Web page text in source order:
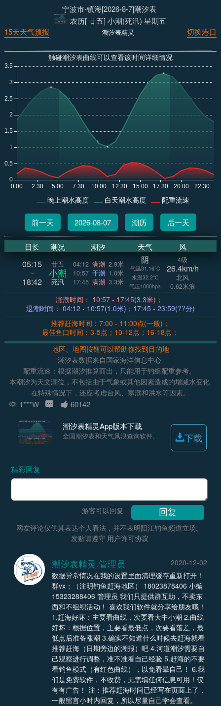
宁波市-镇海[2026-8-7]潮汐表
农历[ 廿五] 小潮(死汛) 星期五
切换港口
潮汐表精灵
15天天气预报
触碰潮汐表曲线可以查看该时间详细情况
晚上潮水高度 白天潮水高度 配重流速
前一天 2026-08-07 潮历 后一天
日长 潮况 潮汐 天气 风
05:15
~
18:42
廿五
小潮
死汛
04:12 满潮 2.9米
10:57 干潮 1.0米
17:45 满潮 3.3米
阴
气温31.16°C
水温32.2°C
气压1000hpa
4级
26.4km/h
北风
0.62米浪
涨潮时间： 10:57 - 17:45(3.3米)；
退潮时间： 04:12 - 10:57(1.0米)；17:45 - 23:59(??分)
推荐赶海时间：7:00 - 11:00点(一般)；
最佳鱼口时间：3-5点；10-12点；16-18点；
地区、地图按钮可以帮助你找到目的地
潮汐表数据来自国家海洋信息中心
配重流速：根据潮汐推算而出，只能用于钓组配重参考。
本潮汐为天文潮位，不包括由于气象或其他因素造成的增减水变化
在特殊情况下，还应考虑台风、寒潮和洪水等因素。
1***W 60142
潮汐表精灵App版本下载
全国潮汐表和天气风浪查询软件。 下载
精彩回复
游客可以回复
网友评论仅供其表达个人看法，并不表明阳江钓鱼频道立场。
发贴请遵守 用户许可协议
潮汐表精灵.管理员
2020-12-02
数据异常情况在我的设置里面清理缓存重新打开！
群vx：（注明钓鱼赶海地区） 18023878406 小编
15323288406 管理员 我们只提供群互助，不卖东
西和不组织活动！ 喜欢我们软件就分享给朋友哦！
1.赶海好坏：主要看曲线，次要看大中小潮 2.曲线
好坏：根据位置，主要看最低点，次要看落差，最
低点后准备涨潮 3.确实不知道什么时候去赶海就看
推荐赶海（日期旁边的潮报）吧 4.河道潮汐需要自
己观察进行调整，准不准看自己经验 5.赶海的不要
看钓鱼模式（有红色曲线），以免看晕自己！ 6.我
们是免费软件，不收费，无需填任何信息可用！仅
有有广告！ 注：推荐赶海时间已经写在页面上了，
一般留言小时内回复，所以尽量自己学会查看。